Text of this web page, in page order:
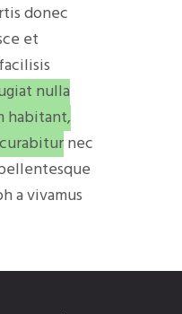
donec
et
nulla
habitant,
nec
a vivamus